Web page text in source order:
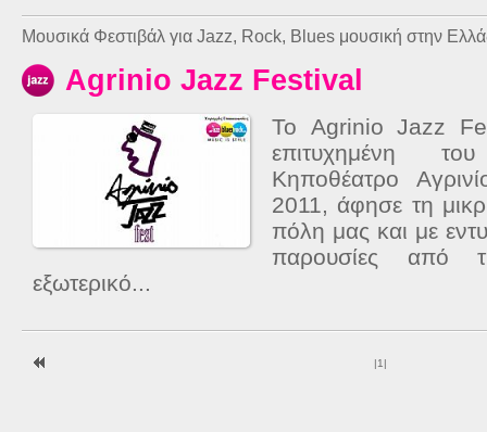
Μουσικά Φεστιβάλ για Jazz, Rock, Blues μουσική στην
Agrinio Jazz Festival
Το Agrinio Jazz
επιτυχημένη
Κηποθέατρο
2011, άφησε τη
πόλη μας και με
παρουσίες από
εξωτερικό...
|1 |